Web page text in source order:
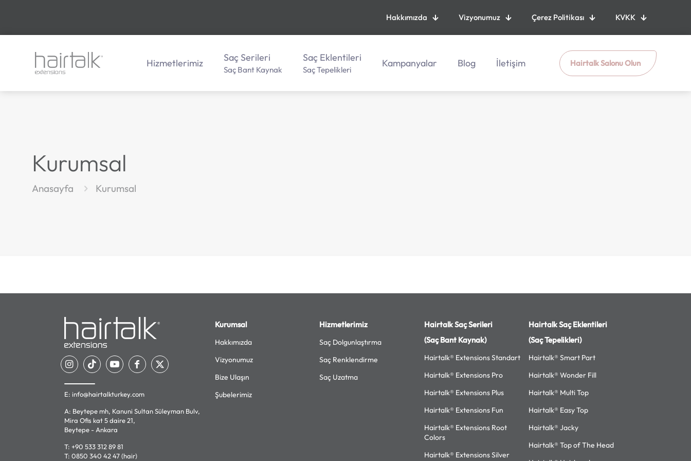
Hakkımızda Vizyonumuz Çerez Politikası KVKK
Hizmetlerimiz Saç Serileri
Saç Bant Kaynak
Saç Eklentileri
Saç Tepelikleri
Kampanyalar Blog İletişim Hairtalk Salonu Olun
Kurumsal
Anasayfa Kurumsal
E: info@hairtalkturkey.com
A: Beytepe mh, Kanuni Sultan Süleyman Bulv,
Mira Ofis kat 5 daire 21,
Beytepe - Ankara
T: +90 533 312 89 81
T: 0850 340 42 47 (hair)
Kurumsal
Hakkımızda
Vizyonumuz
Bize Ulaşın
Şubelerimiz
Hizmetlerimiz
Saç Dolgunlaştırma
Saç Renklendirme
Saç Uzatma
Hairtalk Saç Serileri
(Saç Bant Kaynak)
Hairtalk® Extensions Standart
Hairtalk® Extensions Pro
Hairtalk® Extensions Plus
Hairtalk® Extensions Fun
Hairtalk® Extensions Root
Colors
Hairtalk® Extensions Silver
Hairtalk Saç Eklentileri
(Saç Tepelikleri)
Hairtalk® Smart Part
Hairtalk® Wonder Fill
Hairtalk® Multi Top
Hairtalk® Easy Top
Hairtalk® Jacky
Hairtalk® Top of The Head